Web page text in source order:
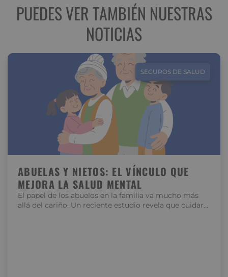
PUEDES VER TAMBIÉN NUESTRAS
NOTICIAS
SEGUROS DE SALUD
ABUELAS Y NIETOS: EL VÍNCULO QUE
MEJORA LA SALUD MENTAL
El papel de los abuelos en la familia va mucho más
allá del cariño. Un reciente estudio revela que cuidar…